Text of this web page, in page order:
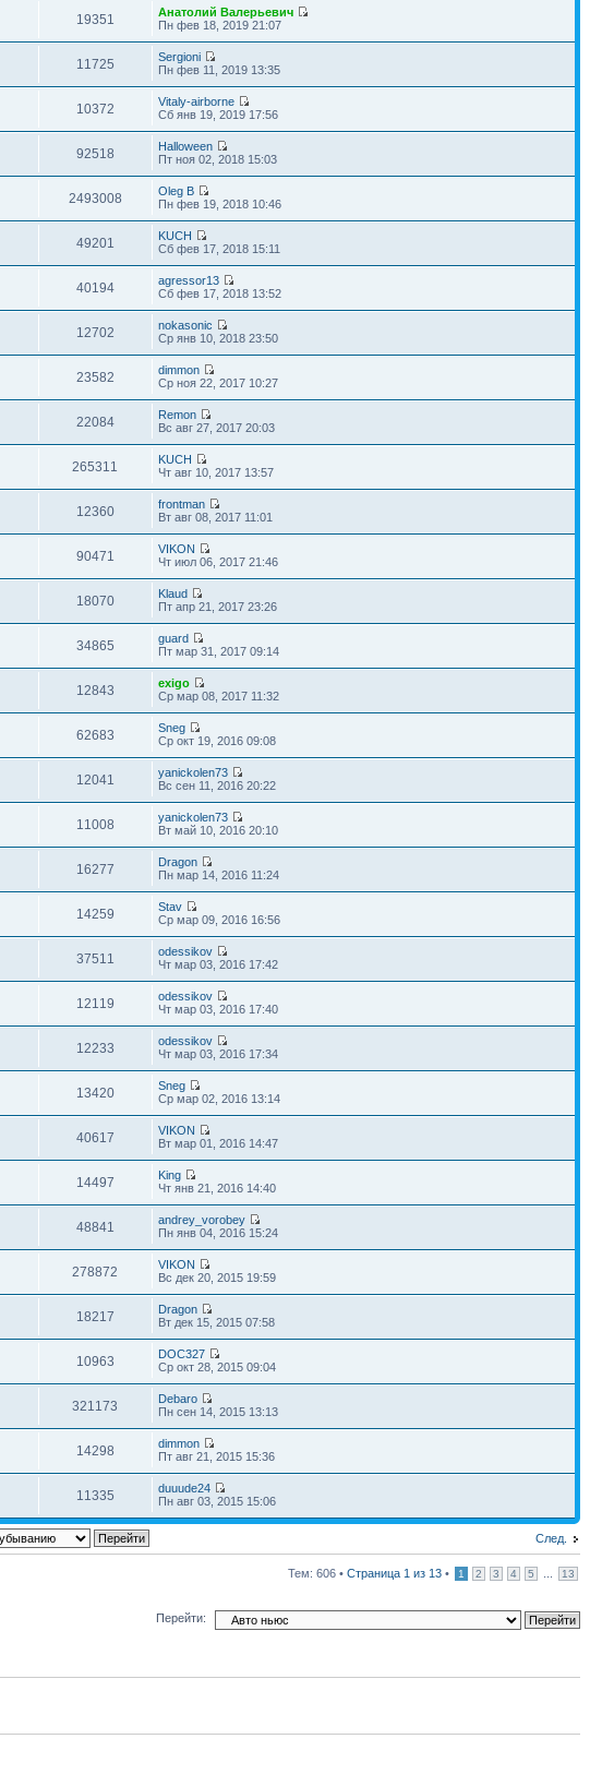
19351
Анатолий Валерьевич
Пн фев 18, 2019 21:07
11725
Sergioni
Пн фев 11, 2019 13:35
10372
Vitaly-airborne
Сб янв 19, 2019 17:56
92518
Halloween
Пт ноя 02, 2018 15:03
2493008
Oleg B
Пн фев 19, 2018 10:46
49201
KUCH
Сб фев 17, 2018 15:11
40194
agressor13
Сб фев 17, 2018 13:52
12702
nokasonic
Ср янв 10, 2018 23:50
23582
dimmon
Ср ноя 22, 2017 10:27
22084
Remon
Вс авг 27, 2017 20:03
265311
KUCH
Чт авг 10, 2017 13:57
12360
frontman
Вт авг 08, 2017 11:01
90471
VIKON
Чт июл 06, 2017 21:46
18070
Klaud
Пт апр 21, 2017 23:26
34865
guard
Пт мар 31, 2017 09:14
12843
exigo
Ср мар 08, 2017 11:32
62683
Sneg
Ср окт 19, 2016 09:08
12041
yanickolen73
Вс сен 11, 2016 20:22
11008
yanickolen73
Вт май 10, 2016 20:10
16277
Dragon
Пн мар 14, 2016 11:24
14259
Stav
Ср мар 09, 2016 16:56
37511
odessikov
Чт мар 03, 2016 17:42
12119
odessikov
Чт мар 03, 2016 17:40
12233
odessikov
Чт мар 03, 2016 17:34
13420
Sneg
Ср мар 02, 2016 13:14
40617
VIKON
Вт мар 01, 2016 14:47
14497
King
Чт янв 21, 2016 14:40
48841
andrey_vorobey
Пн янв 04, 2016 15:24
278872
VIKON
Вс дек 20, 2015 19:59
18217
Dragon
Вт дек 15, 2015 07:58
10963
DOC327
Ср окт 28, 2015 09:04
321173
Debaro
Пн сен 14, 2015 13:13
14298
dimmon
Пт авг 21, 2015 15:36
11335
duuude24
Пн авг 03, 2015 15:06
След.
Тем: 606 • Страница 1 из 13 • 1 2 3 4 5 13
Перейти: